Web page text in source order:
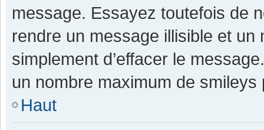
message. Essayez toutefois de
rendre un message illisible et
simplement d’effacer le
un nombre maximum de smileys
Haut